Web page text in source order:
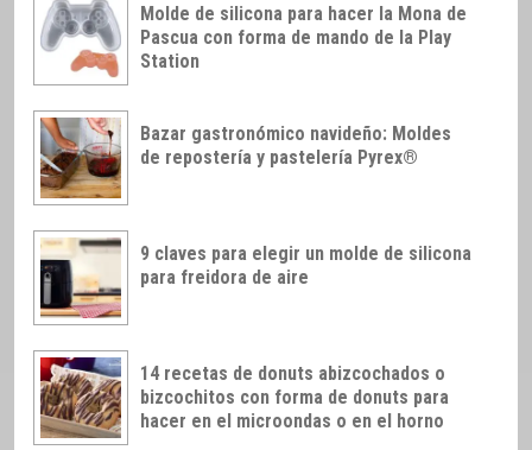
Molde de silicona para hacer la Mona de
Pascua con forma de mando de la Play
Station
Bazar gastronómico navideño: Moldes
de repostería y pastelería Pyrex®
9 claves para elegir un molde de silicona
para freidora de aire
14 recetas de donuts abizcochados o
bizcochitos con forma de donuts para
hacer en el microondas o en el horno